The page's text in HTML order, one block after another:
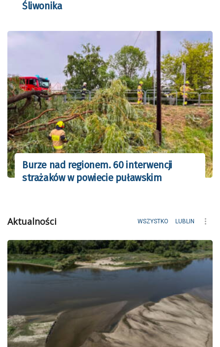
Śliwonika
Burze nad regionem. 60 interwencji
strażaków w powiecie puławskim
Aktualności WSZYSTKO LUBLIN